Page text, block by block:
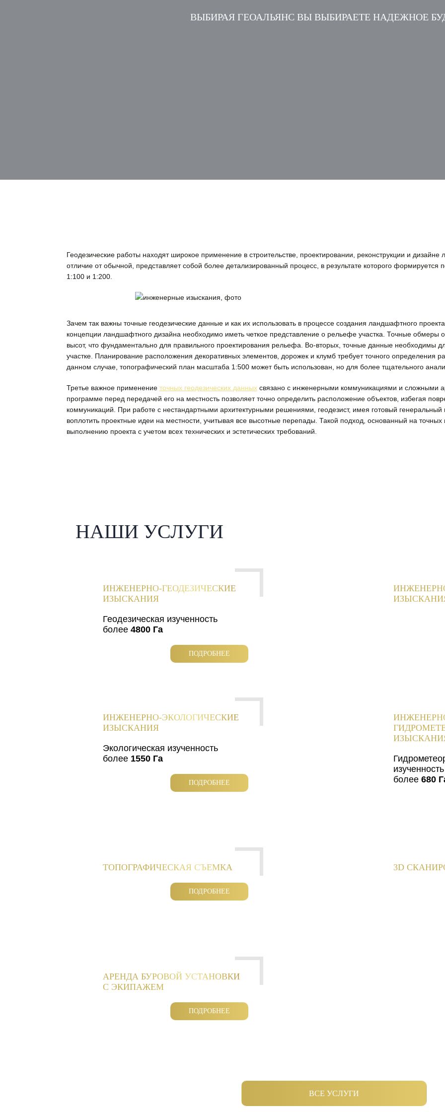
ВЫБИРАЯ ГЕОАЛЬЯНС ВЫ ВЫБИРАЕТЕ НАДЕЖНОЕ
Геодезические работы находят широкое применение в строительстве, проектировании, реконструкции и
отличие от обычной, представляет собой более детализированный процесс, в результате которого
1:100 и 1:200.
Зачем так важны точные геодезические данные и как их использовать в процессе создания ландшафтного
концепции ландшафтного дизайна необходимо иметь четкое представление о рельефе участка. Точные обмеры
высот, что фундаментально для правильного проектирования рельефа. Во-вторых, точные данные необходимы
участке. Планирование расположения декоративных элементов, дорожек и клумб требует точного определения
данном случае, топографический план масштаба 1:500 может быть использован, но для более тщательного
Третье важное применение точных геодезических данныхсвязано с инженерными коммуникациями и сложными
программе перед передачей его на местность позволяет точно определить расположение объектов, избегая
коммуникаций. При работе с нестандартными архитектурными решениями, геодезист, имея готовый
воплотить проектные идеи на местности, учитывая все высотные перепады. Такой подход, основанный на
выполнению проекта с учетом всех технических и эстетических требований.
НАШИ УСЛУГИ
ИНЖЕНЕРНО-ГЕОДЕЗИЧЕСКИЕ
ИЗЫСКАНИЯ
Геодезическая изученность
более 4800 Га
ПОДРОБНЕЕ
ИНЖЕНЕРНО-ЭКОЛОГИЧЕСКИЕ
ИЗЫСКАНИЯ
Экологическая изученность
более 1550 Га
ПОДРОБНЕЕ
изученность
более 680
ТОПОГРАФИЧЕСКАЯ СЪЕМКА
ПОДРОБНЕЕ
3D
АРЕНДА БУРОВОЙ УСТАНОВКИ
С ЭКИПАЖЕМ
ПОДРОБНЕЕ
ВСЕ УСЛУГИ